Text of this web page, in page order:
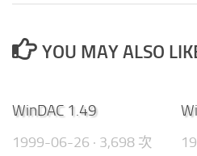
YOU MAY ALSO
WinDAC 1.49
1999-06-26 · 3,698 次